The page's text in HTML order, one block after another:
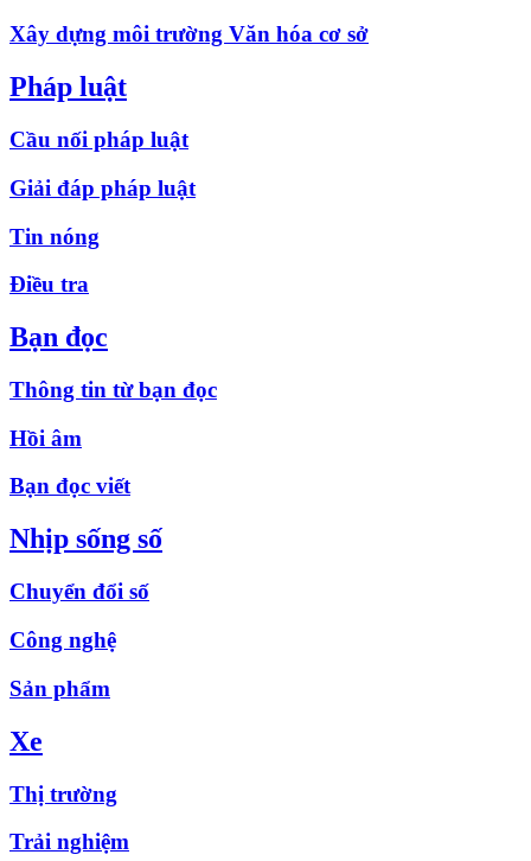
Xây dựng môi trường Văn hóa cơ sở
Pháp luật
Cầu nối pháp luật
Giải đáp pháp luật
Tin nóng
Điều tra
Bạn đọc
Thông tin từ bạn đọc
Hồi âm
Bạn đọc viết
Nhịp sống số
Chuyển đổi số
Công nghệ
Sản phẩm
Xe
Thị trường
Trải nghiệm